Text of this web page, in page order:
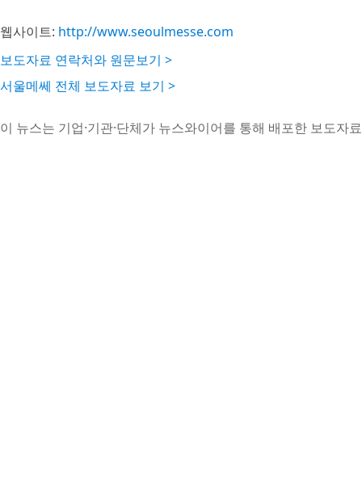
웹사이트: http://www.seoulmesse.com
보도자료 연락처와 원문보기 >
서울메쎄 전체 보도자료 보기 >
이 뉴스는 기업·기관·단체가 뉴스와이어를 통해 배포한 보도자